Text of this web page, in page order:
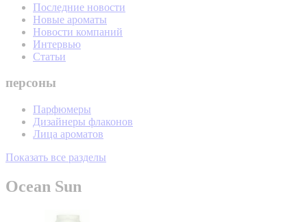
Последние новости
Новые ароматы
Новости компаний
Интервью
Статьи
персоны
Парфюмеры
Дизайнеры флаконов
Лица ароматов
Показать все разделы
Ocean Sun